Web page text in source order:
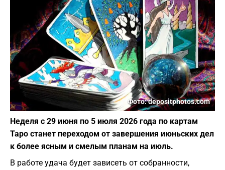
Фото: depositphotos.com
Неделя с 29 июня по 5 июля 2026 года по картам
Таро станет переходом от завершения июньских дел
к более ясным и смелым планам на июль.
В работе удача будет зависеть от собранности,